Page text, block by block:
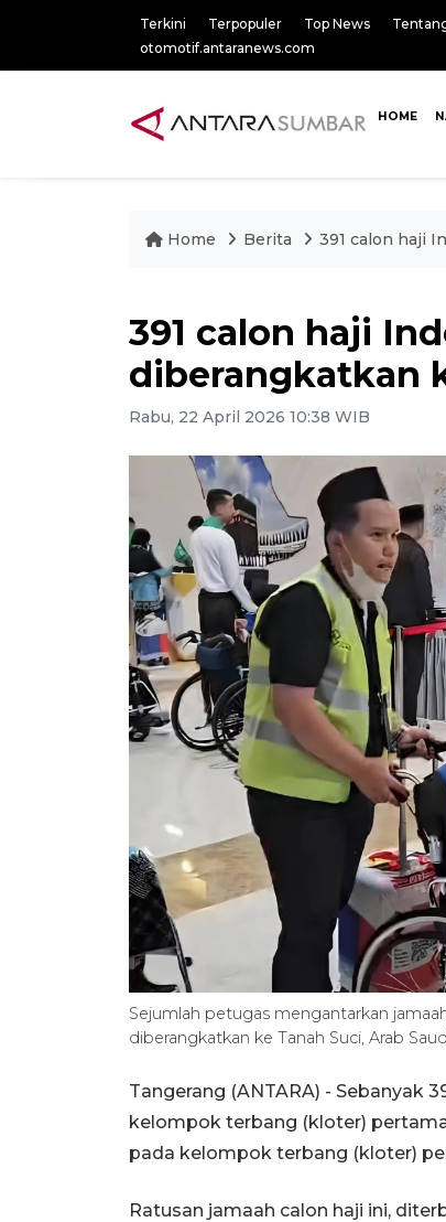
Terkini Terpopuler Top News
otomotif.antaranews.com
HOME
Home Berita 391 calon haji
391 calon haji
diberangkatkan
Rabu, 22 April 2026 10:38 WIB
Sejumlah petugas mengantarkan
diberangkatkan ke Tanah Suci, Arab
Tangerang (ANTARA) - Sebanyak
kelompok terbang (kloter)
pada kelompok terbang (kloter)
Ratusan jamaah calon haji ini,